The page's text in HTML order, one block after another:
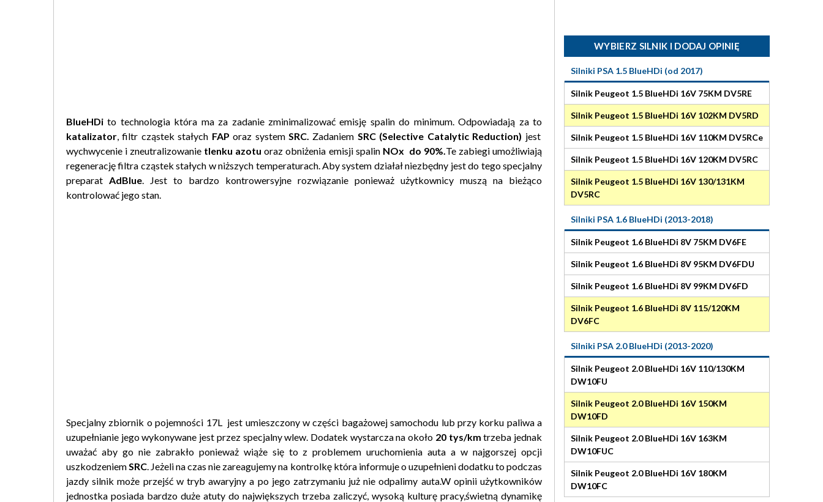
BlueHDi to technologia która ma za zadanie zminimalizować emisję spalin do minimum. Odpowiadają za to
katalizator, filtr cząstek stałych FAP oraz systemSRC. Zadaniem SRC (Selective Catalytic Reduction) jest
wychwycenie i zneutralizowanie tlenku azotuoraz obniżenia emisji spalinNOx do 90%.Te zabiegi umożliwiają
regenerację filtra cząstek stałych w niższych temperaturach. Aby system działał niezbędny jest do tego specjalny
preparat AdBlue. Jest to bardzo kontrowersyjne rozwiązanie ponieważ użytkownicy muszą na bieżąco
kontrolować jego stan.
Specjalny zbiornik o pojemności 17L jest umieszczony w części bagażowej samochodu lub przy korku paliwa a
uzupełnianie jego wykonywane jest przez specjalny wlew. Dodatek wystarcza na około 20 tys/km trzeba jednak
uważać aby go nie zabrakło ponieważ wiąże się to z problemem uruchomienia auta a w najgorszej opcji
uszkodzeniemSRC. Jeżeli na czas nie zareagujemy na kontrolkę która informuje o uzupełnieni dodatku to podczas
jazdy silnik może przejść w tryb awaryjny a po jego zatrzymaniu już nie odpalimy auta.W opinii użytkowników
jednostka posiada bardzo duże atuty do największych trzeba zaliczyć, wysoką kulturę pracy,świetną dynamikę
WYBIERZ SILNIK I DODAJ OPINIĘ
Silniki PSA 1.5 BlueHDi (od 2017)
Silnik Peugeot 1.5 BlueHDi 16V 75KM DV5RE
Silnik Peugeot 1.5 BlueHDi 16V 102KM DV5RD
Silnik Peugeot 1.5 BlueHDi 16V 110KM DV5RCe
Silnik Peugeot 1.5 BlueHDi 16V 120KM DV5RC
Silnik Peugeot 1.5 BlueHDi 16V 130/131KM
DV5RC
Silniki PSA 1.6 BlueHDi (2013-2018)
Silnik Peugeot 1.6 BlueHDi 8V 75KM DV6FE
Silnik Peugeot 1.6 BlueHDi 8V 95KM DV6FDU
Silnik Peugeot 1.6 BlueHDi 8V 99KM DV6FD
Silnik Peugeot 1.6 BlueHDi 8V 115/120KM
DV6FC
Silniki PSA 2.0 BlueHDi (2013-2020)
Silnik Peugeot 2.0 BlueHDi 16V 110/130KM
DW10FU
Silnik Peugeot 2.0 BlueHDi 16V 150KM
DW10FD
Silnik Peugeot 2.0 BlueHDi 16V 163KM
DW10FUC
Silnik Peugeot 2.0 BlueHDi 16V 180KM
DW10FC